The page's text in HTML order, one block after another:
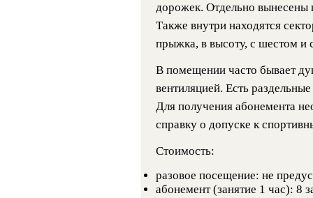
дорожек. Отдельно
Также внутри находятся
прыжка, в высоту, с шестом и
В помещении часто бывает
вентиляцией. Есть
Для получения абонемента
справку о допуске к
Стоимость:
разовое посещение: не
абонемент (занятие 1 час): 8